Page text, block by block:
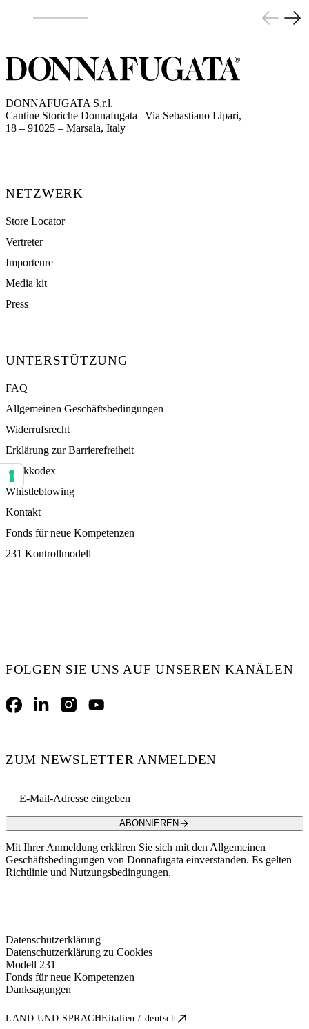
DONNAFUGATA S.r.l.
Cantine Storiche Donnafugata | Via Sebastiano Lipari,
18 – 91025 – Marsala, Italy(opens in new tab)
NETZWERK
Store Locator
Vertreter
Importeure
Media kit
Press
UNTERSTÜTZUNG
FAQ
Allgemeinen Geschäftsbedingungen
Widerrufsrecht
Erklärung zur Barrierefreiheit
Ethikkodex
Whistleblowing
Kontakt
Fonds für neue Kompetenzen
231 Kontrollmodell
FOLGEN SIE UNS AUF UNSEREN KANÄLEN
FacebookLinkedInInstagramYouTube
ZUM NEWSLETTER ANMELDEN
ABONNIEREN
Mit Ihrer Anmeldung erklären Sie sich mit den Allgemeinen
Geschäftsbedingungen von Donnafugata einverstanden. Es gelten
Richtlinie und Nutzungsbedingungen.
Datenschutzerklärung
Datenschutzerklärung zu Cookies
Modell 231
Fonds für neue Kompetenzen
Danksagungen
LAND UND SPRACHEitalien / deutsch
Ihre Einstellungen für Einwilligungen für Tracking Technologien